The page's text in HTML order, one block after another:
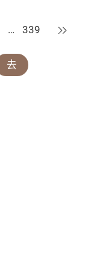
… 339 下一页
去